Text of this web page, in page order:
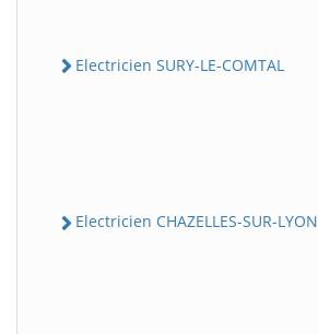
Electricien SURY-LE-COMTAL
Electricien CHAZELLES-SUR-LYON